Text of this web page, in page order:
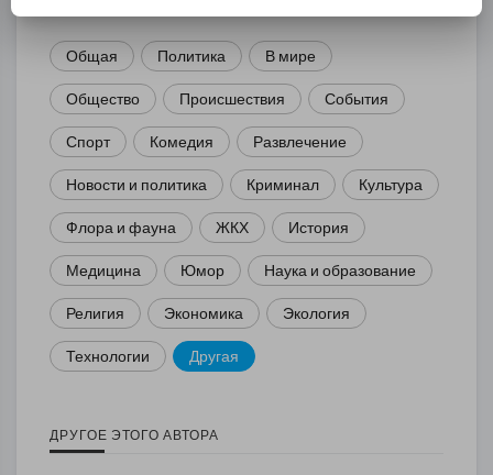
Общая Политика В мире
Общество Происшествия События
Спорт Комедия Развлечение
Новости и политика Криминал Культура
Флора и фауна ЖКХ История
Медицина Юмор Наука и образование
Религия Экономика Экология
Технологии Другая
ДРУГОЕ ЭТОГО АВТОРА